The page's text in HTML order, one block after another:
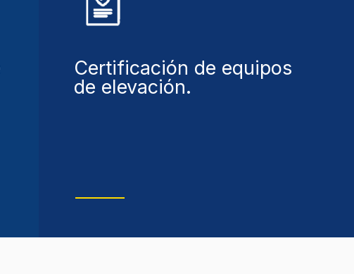
Certificación de equipos
de elevación.